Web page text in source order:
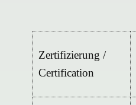
Zertifizierung /
Certification